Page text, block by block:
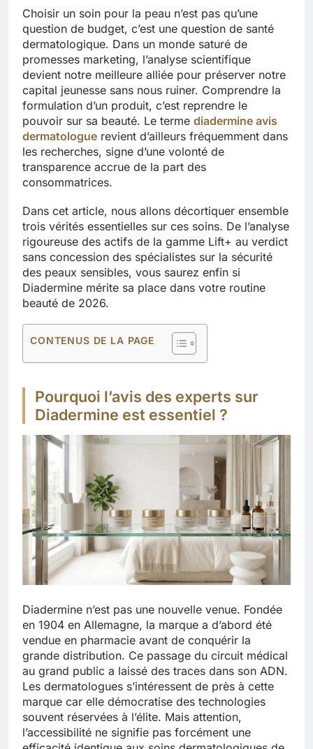
Choisir un soin pour la peau n’est pas qu’une
question de budget, c’est une question de santé
dermatologique. Dans un monde saturé de
promesses marketing, l’analyse scientifique
devient notre meilleure alliée pour préserver notre
capital jeunesse sans nous ruiner. Comprendre la
formulation d’un produit, c’est reprendre le
pouvoir sur sa beauté. Le terme diadermine avis
dermatologue revient d’ailleurs fréquemment dans
les recherches, signe d’une volonté de
transparence accrue de la part des
consommatrices.
Dans cet article, nous allons décortiquer ensemble
trois vérités essentielles sur ces soins. De l’analyse
rigoureuse des actifs de la gamme Lift+ au verdict
sans concession des spécialistes sur la sécurité
des peaux sensibles, vous saurez enfin si
Diadermine mérite sa place dans votre routine
beauté de 2026.
CONTENUS DE LA PAGE
Pourquoi l’avis des experts sur
Diadermine est essentiel ?
Diadermine n’est pas une nouvelle venue. Fondée
en 1904 en Allemagne, la marque a d’abord été
vendue en pharmacie avant de conquérir la
grande distribution. Ce passage du circuit médical
au grand public a laissé des traces dans son ADN.
Les dermatologues s’intéressent de près à cette
marque car elle démocratise des technologies
souvent réservées à l’élite. Mais attention,
l’accessibilité ne signifie pas forcément une